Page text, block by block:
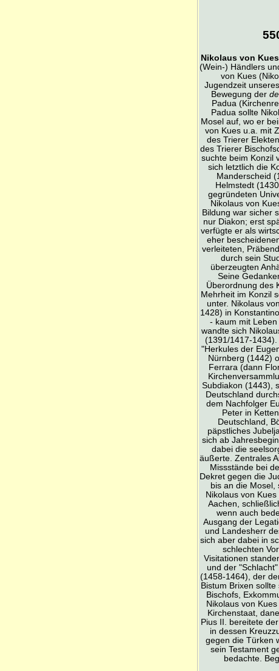
Nikolaus von Kues
(Wein-) Händlers
von Kues
Jugendzeit
Bewegung der
Padua
Padua sollte
Mosel auf, wo er
von Kues u.a. mit
des Trierer
des Trierer
suchte beim Konzil
sich letztlich die
Manderscheid
Helmstedt
gegründeten
Nikolaus von
Bildung war sicher
nur Diakon; erst
verfügte er als
eher
verleiteten,
durch sein
überzeugten
Seine
Überordnung des
Mehrheit im Konzil
unter. Nikolaus
1428) in
- kaum mit
wandte sich
(1391/1417-1434).
"Herkules der
Nürnberg (1442)
Ferrara (dann
Subdiakon (1443),
Deutschland
dem Nachfolger
Peter in
Deutschland,
päpstliches
sich ab
dabei die
äußerte. Zentrales
Missstände bei
Dekret gegen die
bis an die
Nikolaus von
Aachen,
wenn auch
Ausgang der
und Landesherr
sich aber dabei in
schlechten
Visitationen
und der
(1458-1464), der
Bistum Brixen
Bischofs,
Nikolaus von
Kirchenstaat,
Pius II. bereitete
in dessen
gegen die Türken
sein Testament
bedachte.